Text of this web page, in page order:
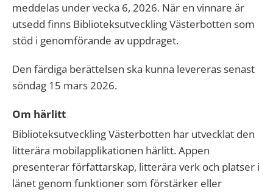
meddelas under vecka 6, 2026. När en vinnare är
utsedd finns Biblioteksutveckling Västerbotten som
stöd i genomförande av uppdraget.
Den färdiga berättelsen ska kunna levereras senast
söndag 15 mars 2026.
Om härlitt
Biblioteksutveckling Västerbotten har utvecklat den
litterära mobilapplikationen härlitt. Appen
presenterar författarskap, litterära verk och platser i
länet genom funktioner som förstärker eller